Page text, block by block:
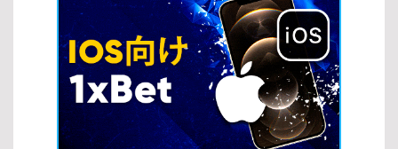
が重要です。適切な戦略を取り入れることで、リスクを抑えながら
効率よく楽しむことができます。 マックスベット戦略 マックスベッ
ト戦略は、最大ベットを行うことで高額配当やジャックポットを狙
うプレイ方法です。特に一部のスロットの種類では、最大ベット時
のみジャックポット獲得の資格が得られる場合があります。 […]
視覚的に優れたグラフィックと演出 ストーリー性のあるゲームで没
入感が高い このように、スロットは手軽さと高いエンターテインメ
ント性を兼ね備えており、スロットの攻略法を取り入れることで、
さらに充実したプレイ体験を得ることができます。 スロットの攻略
法 スロットの攻略法を実践することで、単なる運任せではなく、よ
り戦略的に勝率を高めることが可能になります。ここでは、初心者
から上級者まで活用できる基本的なスロットの攻略法を紹介しま
す。 ベット額の最適化 スロットの攻略法の基本は、適切なベット額
を設定することです。資金に見合った賭け方をすることで、長く安